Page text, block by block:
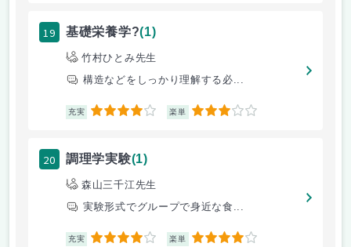
19 基礎栄養学?(1)
竹村ひとみ先生
構造などをしっかり理解する必...
充実 4 楽単 3
20 調理学実験(1)
森山三千江先生
実験形式でグループで身近な食...
充実 4 楽単 4